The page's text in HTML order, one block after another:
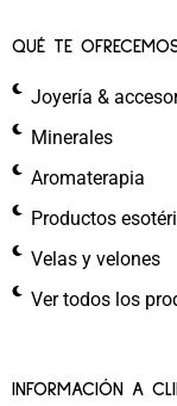
QUÉ TE
Joyería &
Minerales
Aromaterapia
Productos
Velas y velones
Ver todos los
INFORMACIÓN A